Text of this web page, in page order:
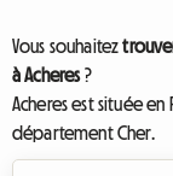
Vous souhaitez
à Acheres?
Acheres est située en
département Cher.